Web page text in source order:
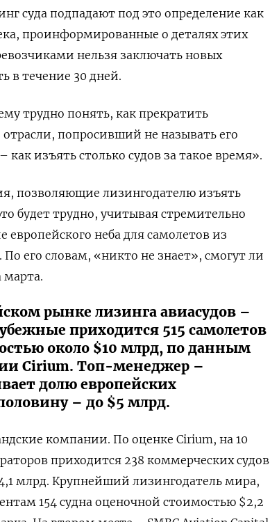
суда подпадают под это определение как
проинформированные о деталях этих
нельзя заключать новых
в течение 30 дней.
трудно понять, как прекратить
попросивший не называть его
изъять столько судов за такое время».
позволяющие лизингодателю изъять
будет трудно, учитывая стремительно
неба для самолетов из
его словам, «никто не знает», смогут ли
марта.
рынке лизинга авиасудов –
приходится 515 самолетов
около $10 млрд, по данным
Cirium. Топ-менеджер –
долю европейских
– до $5 млрд.
компании. По оценке Cirium, на 10
приходится 238 коммерческих судов
млрд. Крупнейший лизингодатель мира,
154 судна оценочной стоимостью $2,2